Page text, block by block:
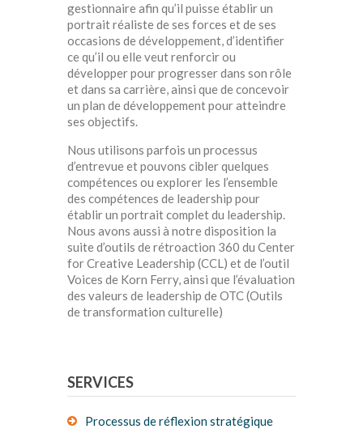
gestionnaire afin qu’il puisse établir un
portrait réaliste de ses forces et de ses
occasions de développement, d’identifier
ce qu’il ou elle veut renforcir ou
développer pour progresser dans son rôle
et dans sa carrière, ainsi que de concevoir
un plan de développement pour atteindre
ses objectifs.
Nous utilisons parfois un processus
d’entrevue et pouvons cibler quelques
compétences ou explorer les l’ensemble
des compétences de leadership pour
établir un portrait complet du leadership.
Nous avons aussi à notre disposition la
suite d’outils de rétroaction 360 du Center
for Creative Leadership (CCL) et de l’outil
Voices de Korn Ferry, ainsi que l’évaluation
des valeurs de leadership de OTC (Outils
de transformation culturelle)
SERVICES
Processus de réflexion stratégique